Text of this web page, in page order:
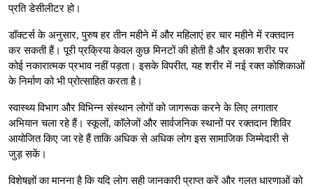
प्रति डेसीलीटर हो।
डॉक्टर्स के अनुसार, पुरुष हर तीन महीने में और महिलाएं हर चार महीने में रक्तदान
कर सकती हैं। पूरी प्रक्रिया केवल कुछ मिनटों की होती है और इसका शरीर पर
कोई नकारात्मक प्रभाव नहीं पड़ता। इसके विपरीत, यह शरीर में नई रक्त कोशिकाओं
के निर्माण को भी प्रोत्साहित करता है।
स्वास्थ्य विभाग और विभिन्न संस्थान लोगों को जागरूक करने के लिए लगातार
अभियान चला रहे हैं। स्कूलों, कॉलेजों और सार्वजनिक स्थानों पर रक्तदान शिविर
आयोजित किए जा रहे हैं ताकि अधिक से अधिक लोग इस सामाजिक जिम्मेदारी से
जुड़ सकें।
विशेषज्ञों का मानना है कि यदि लोग सही जानकारी प्राप्त करें और गलत धारणाओं को